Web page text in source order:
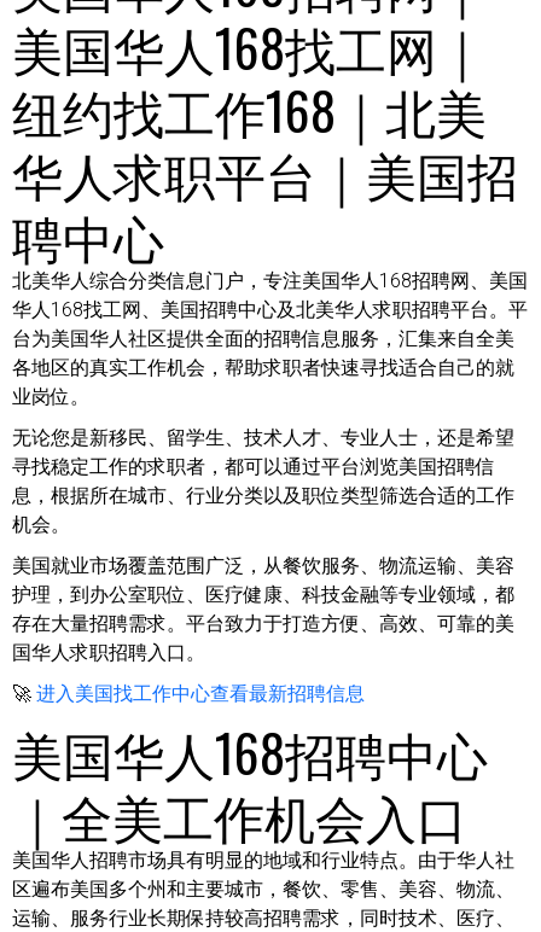
美国华人168找工网｜
纽约找工作168｜北美
华人求职平台｜美国招
聘中心
北美华人综合分类信息门户，专注美国华人168招聘网、美国
华人168找工网、美国招聘中心及北美华人求职招聘平台。平
台为美国华人社区提供全面的招聘信息服务，汇集来自全美
各地区的真实工作机会，帮助求职者快速寻找适合自己的就
业岗位。
无论您是新移民、留学生、技术人才、专业人士，还是希望
寻找稳定工作的求职者，都可以通过平台浏览美国招聘信
息，根据所在城市、行业分类以及职位类型筛选合适的工作
机会。
美国就业市场覆盖范围广泛，从餐饮服务、物流运输、美容
护理，到办公室职位、医疗健康、科技金融等专业领域，都
存在大量招聘需求。平台致力于打造方便、高效、可靠的美
国华人求职招聘入口。
🚀 进入美国找工作中心查看最新招聘信息
美国华人168招聘中心
｜全美工作机会入口
美国华人招聘市场具有明显的地域和行业特点。由于华人社
区遍布美国多个州和主要城市，餐饮、零售、美容、物流、
运输、服务行业长期保持较高招聘需求，同时技术、医疗、